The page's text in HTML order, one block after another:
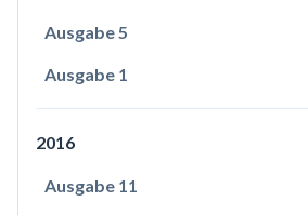
Ausgabe 5
Ausgabe 1
2016
Ausgabe 11